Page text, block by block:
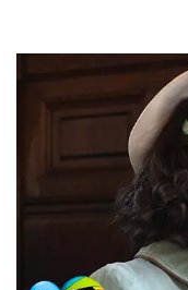
טוטאלוס